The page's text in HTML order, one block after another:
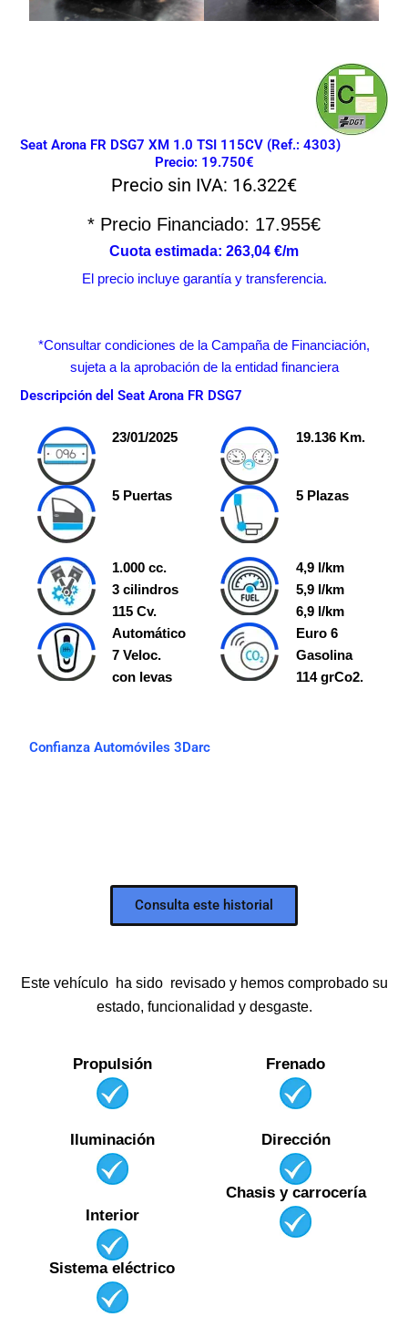
Seat Arona FR DSG7 XM 1.0 TSI 115CV (Ref.: 4303)
Precio: 19.750€
Precio sin IVA: 16.322€
* Precio Financiado: 17.955€
Cuota estimada: 263,04 €/m
El precio incluye garantía y transferencia.
*Consultar condiciones de la Campaña de Financiación,
sujeta a la aprobación de la entidad financiera
Descripción delSeat Arona FR DSG7
23/01/2025 19.136 Km.
5 Puertas 5 Plazas
1.000 cc.
3 cilindros
115 Cv.
4,9 l/km
5,9 l/km
6,9 l/km
Automático
7 Veloc.
con levas
Euro 6
Gasolina
114 grCo2.
Confianza Automóviles 3Darc
Todo el historial de mantenimiento y procedencia del
vehículo, en un solo documento.
Consulta este historial
Este vehículo ha sido revisado y hemos comprobado su
estado, funcionalidad y desgaste.
Propulsión Frenado
Iluminación Dirección
Interior
Chasis y carrocería
Sistema eléctrico